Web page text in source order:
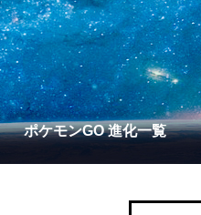
ポケモンGO 進化一覧